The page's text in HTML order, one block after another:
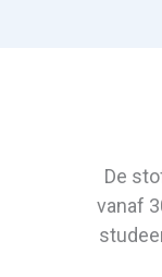
De
vanaf